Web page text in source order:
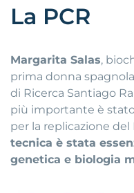
La PCR
Margarita Salas,
prima donna
di Ricerca Santiago
più importante è
per la replicazione del
tecnica è stata
genetica e biologia